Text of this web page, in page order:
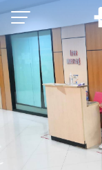
Skip
content